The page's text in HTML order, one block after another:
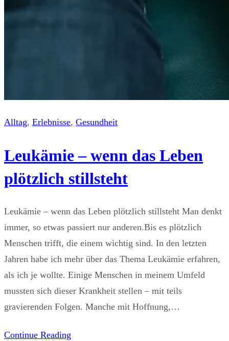
Alltag, Erlebnisse, Gesundheit
Leukämie – wenn das Leben
plötzlich stillsteht
Leukämie – wenn das Leben plötzlich stillsteht Man denkt
immer, so etwas passiert nur anderen.Bis es plötzlich
Menschen trifft, die einem wichtig sind. In den letzten
Jahren habe ich mehr über das Thema Leukämie erfahren,
als ich je wollte. Einige Menschen in meinem Umfeld
mussten sich dieser Krankheit stellen – mit teils
gravierenden Folgen. Manche mit Hoffnung,…
Continue Reading